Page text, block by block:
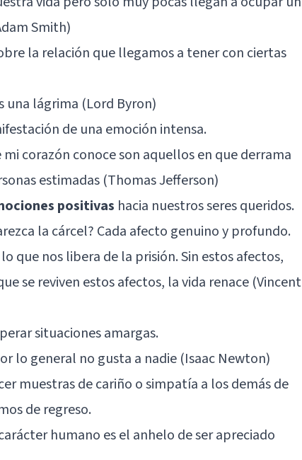
Smith)
la relación que llegamos a tener con ciertas
una lágrima (Lord Byron)
de una emoción intensa.
corazón conoce son aquellos en que derrama
estimadas (Thomas Jefferson)
positivas hacia nuestros seres queridos.
la cárcel? Cada afecto genuino y profundo.
que nos libera de la prisión. Sin estos afectos,
se reviven estos afectos, la vida renace (Vincent
situaciones amargas.
lo general no gusta a nadie (Isaac Newton)
muestras de cariño o simpatía a los demás de
de regreso.
humano es el anhelo de ser apreciado